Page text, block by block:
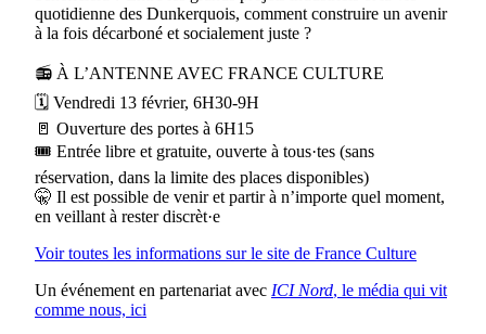
quotidienne des Dunkerquois, comment construire un avenir
à la fois décarboné et socialement juste ?
📻 À L’ANTENNE AVEC FRANCE CULTURE
🗓️ Vendredi 13 février, 6H30-9H
🚪 Ouverture des portes à 6H15
🎟️ Entrée libre et gratuite, ouverte à tous·tes (sans
réservation, dans la limite des places disponibles)
🤫 Il est possible de venir et partir à n’importe quel moment,
en veillant à rester discrèt·e
Voir toutes les informations sur le site de France Culture
Un événement en partenariat avec ICI Nord, le média qui vit
comme nous, ici